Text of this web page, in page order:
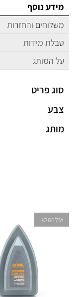
מידע נוסף
משלוחים והחזרות
טבלת מידות
על המותג
סוג פריט
צבע
מותג
אזל המלאי